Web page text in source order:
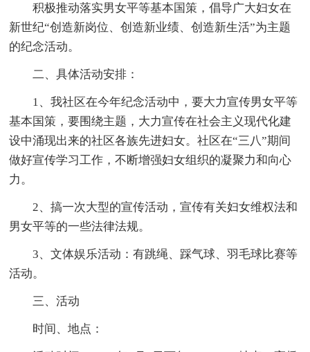
积极推动落实男女平等基本国策，倡导广大妇女在
新世纪“创造新岗位、创造新业绩、创造新生活”为主题
的纪念活动。
二、具体活动安排：
1、我社区在今年纪念活动中，要大力宣传男女平等
基本国策，要围绕主题，大力宣传在社会主义现代化建
设中涌现出来的社区各族先进妇女。社区在“三八”期间
做好宣传学习工作，不断增强妇女组织的凝聚力和向心
力。
2、搞一次大型的宣传活动，宣传有关妇女维权法和
男女平等的一些法律法规。
3、文体娱乐活动：有跳绳、踩气球、羽毛球比赛等
活动。
三、活动
时间、地点：